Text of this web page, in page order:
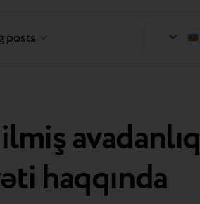
posts
avadanlıq
haqqında